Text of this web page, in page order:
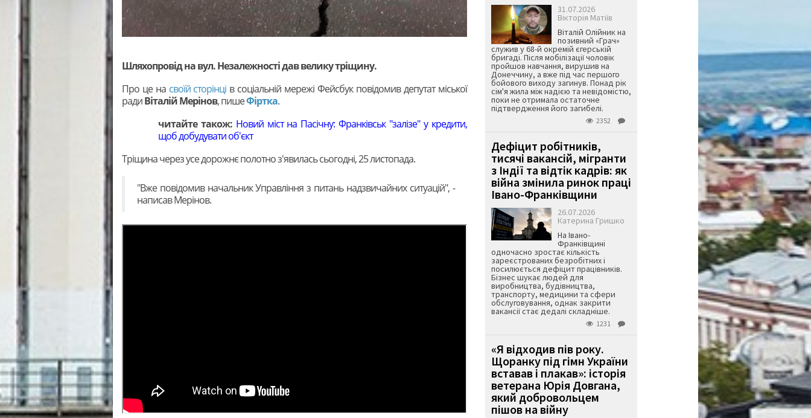
Шляхопровід на вул. Незалежності дав велику тріщину.
Про це на своїй сторінці в соціальній мережі Фейсбук повідомив депутат міської
радиВіталій Мерінов, пишеФіртка.
читайте також:Новий міст на Пасічну: Франківськ "залізе" у кредити,
щоб добудувати об'єкт
Тріщина через усе дорожнє полотно з'явилась сьогодні, 25 листопада.
"Вже повідомив начальник Управління з питань надзвичайних ситуацій", -
написав Мерінов.
31.07.2026
Вікторія Матіїв
Віталій Олійник на
позивний «Грач»
служив у 68-й окремій єгерській
бригаді. Після мобілізації чоловік
пройшов навчання, вирушив на
Донеччину, а вже під час першого
бойового виходу загинув. Понад рік
сім'я жила між надією та невідомістю,
поки не отримала остаточне
підтвердження його загибелі.
2352
Дефіцит робітників,
тисячі вакансій, мігранти
з Індії та відтік кадрів: як
війна змінила ринок праці
Івано-Франківщини
26.07.2026
Катерина Гришко
На Івано-
Франківщині
одночасно зростає кількість
зареєстрованих безробітних і
посилюється дефіцит працівників.
Бізнес шукає людей для
виробництва, будівництва,
транспорту, медицини та сфери
обслуговування, однак закрити
вакансії стає дедалі складніше.
1231
«Я відходив пів року.
Щоранку під гімн України
вставав і плакав»: історія
ветерана Юрія Довгана,
який добровольцем
пішов на війну